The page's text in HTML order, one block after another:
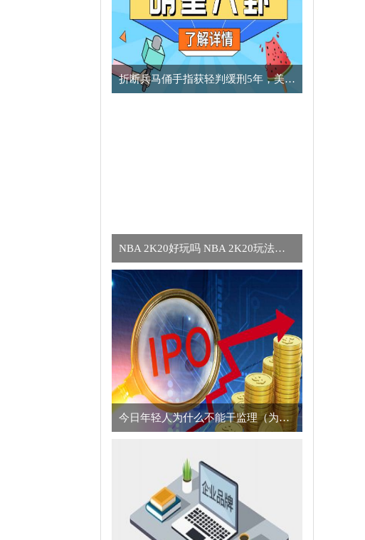
​折断兵马俑手指获轻判缓刑5年，美国男子向中方致歉
NBA 2K20好玩吗 NBA 2K20玩法简介
今日年轻人为什么不能干监理（为什么年轻人不适合干监理的真正原因）